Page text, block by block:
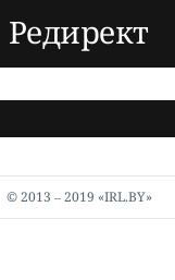
Редирект
© 2013 ‒ 2019 «IRL.BY»